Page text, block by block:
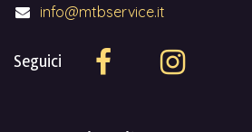
info@mtbservice.it
Seguici